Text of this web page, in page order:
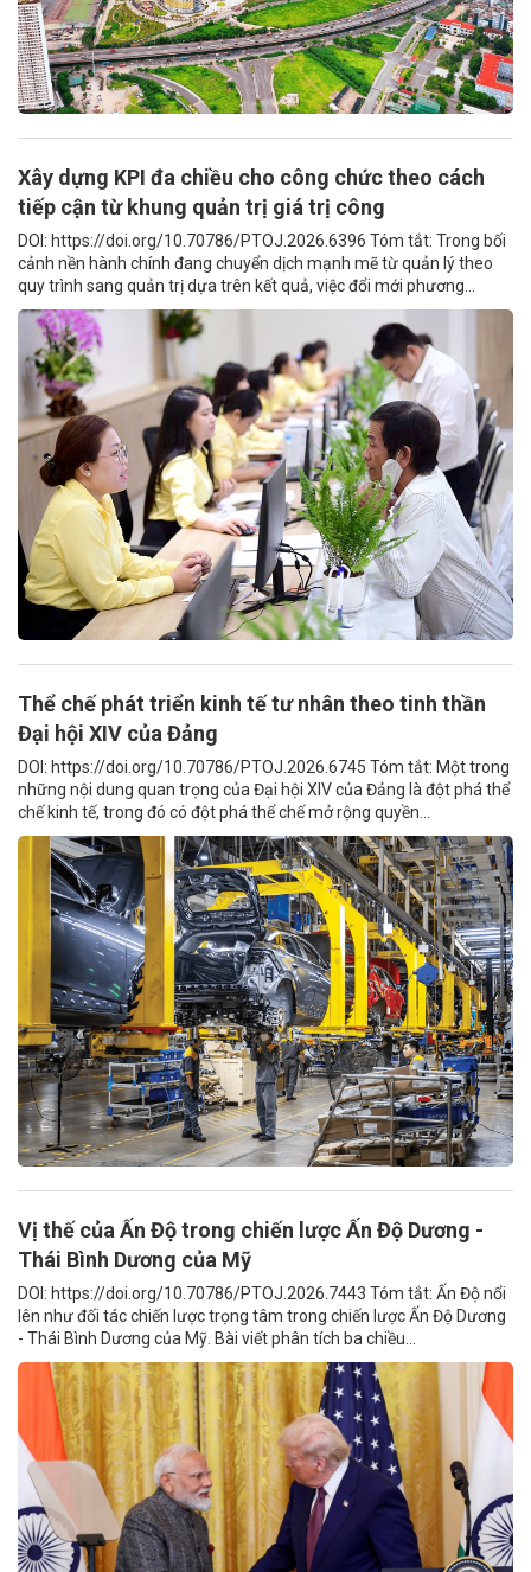
Xây dựng KPI đa chiều cho công chức theo cách
tiếp cận từ khung quản trị giá trị công
DOI: https://doi.org/10.70786/PTOJ.2026.6396 Tóm tắt: Trong bối
cảnh nền hành chính đang chuyển dịch mạnh mẽ từ quản lý theo
quy trình sang quản trị dựa trên kết quả, việc đổi mới phương...
Thể chế phát triển kinh tế tư nhân theo tinh thần
Đại hội XIV của Đảng
DOI: https://doi.org/10.70786/PTOJ.2026.6745 Tóm tắt: Một trong
những nội dung quan trọng của Đại hội XIV của Đảng là đột phá thể
chế kinh tế, trong đó có đột phá thể chế mở rộng quyền...
Vị thế của Ấn Độ trong chiến lược Ấn Độ Dương -
Thái Bình Dương của Mỹ
DOI: https://doi.org/10.70786/PTOJ.2026.7443 Tóm tắt: Ấn Độ nổi
lên như đối tác chiến lược trọng tâm trong chiến lược Ấn Độ Dương
- Thái Bình Dương của Mỹ. Bài viết phân tích ba chiều...